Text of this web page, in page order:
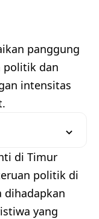
panggung
politik dan
intensitas
di Timur
politik di
dihadapkan
yang